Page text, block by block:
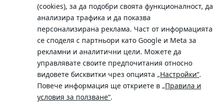
(cookies), за да подобри своята функционалност, да
анализира трафика и да показва
персонализирана реклама. Част от информацията
се споделя с партньори като Google и Meta за
рекламни и аналитични цели. Можете да
управлявате своите предпочитания относно
видовете бисквитки чрез опцията „Настройки“.
Повече информация ще откриете в „Правила и
условия за ползване“.
Телефон:
0700 10 375 / *2375
Московска No.19 / ул. Г. Бенковски No. 5, София 1036
SWIFT/BIC: